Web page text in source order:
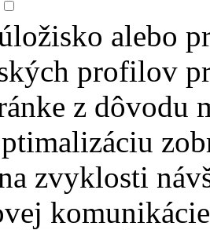
alebo
profilov
z dôvodu
zvyklosti